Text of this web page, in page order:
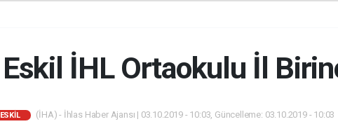
Eskil İHL Ortaokulu İl
ESKİL (İHA) - İhlas Haber Ajansı | 03.10.2019 - 10:03, Güncelleme: 03.10.2019 - 10:03